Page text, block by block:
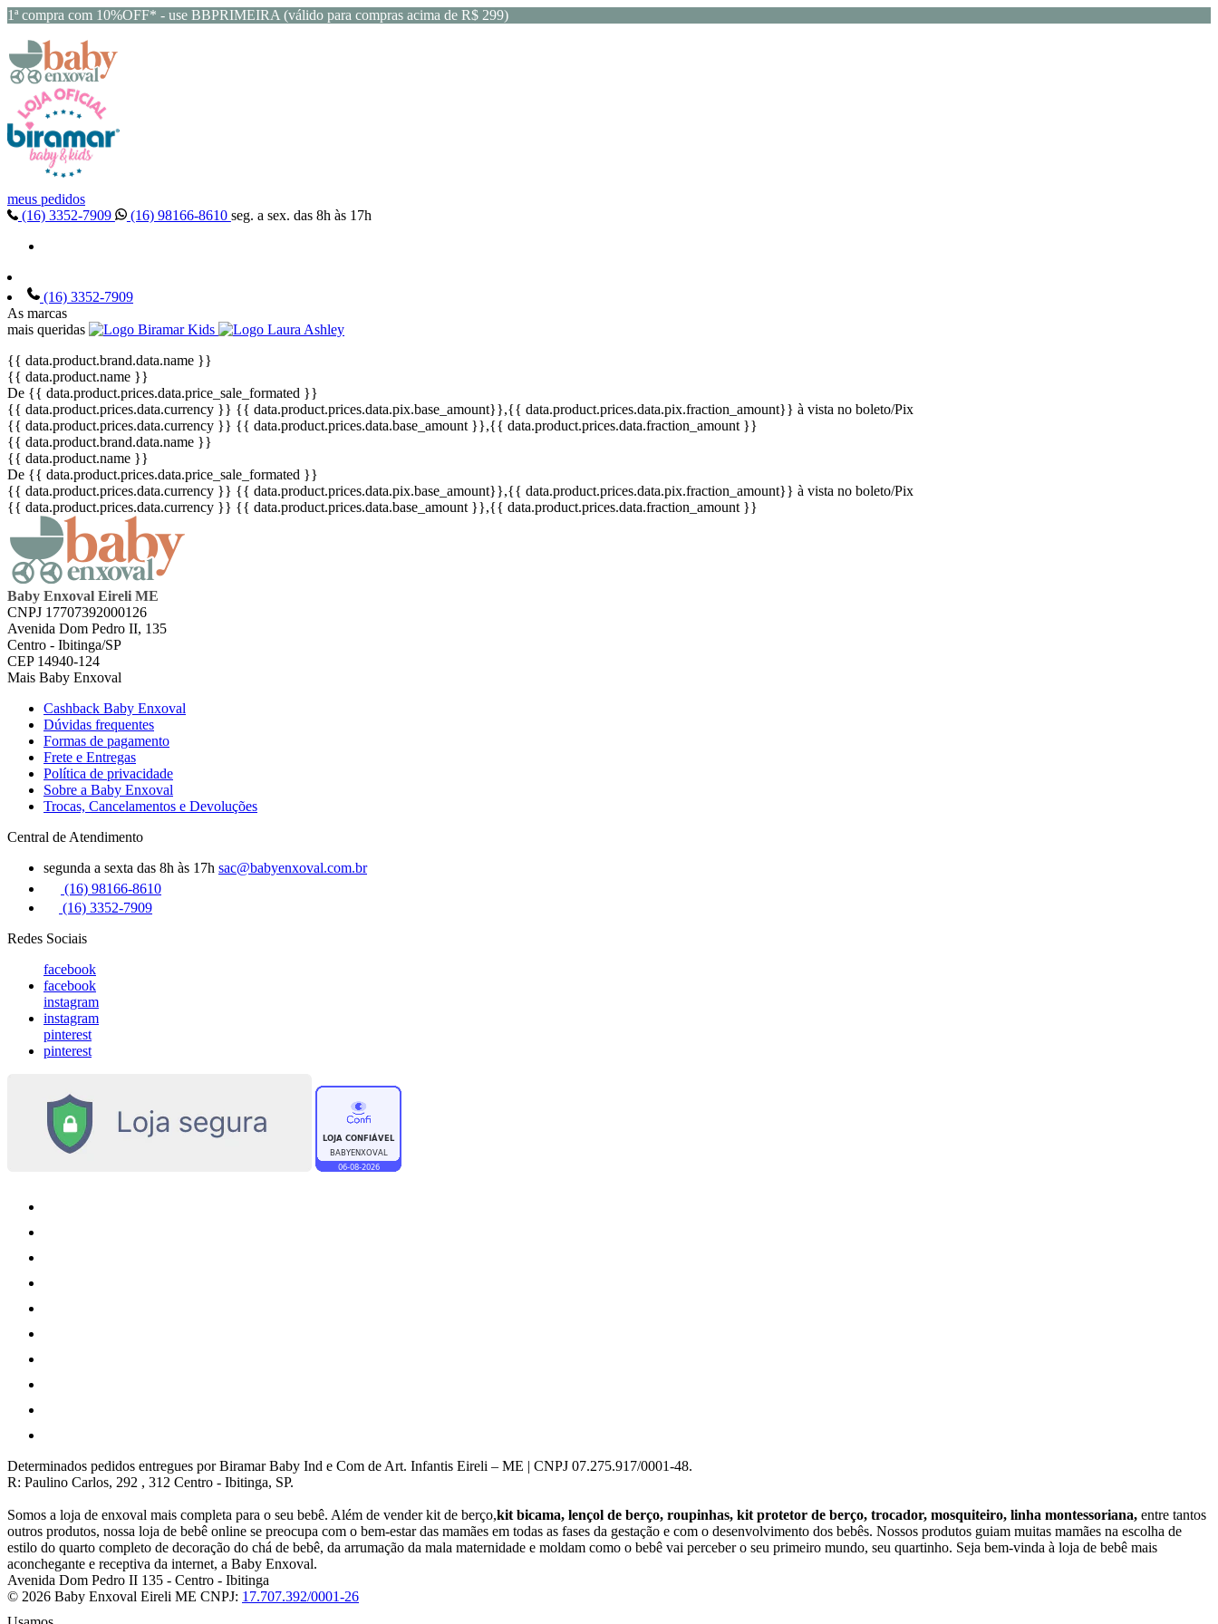
1ª compra com 10%OFF* - use BBPRIMEIRA (válido para compras acima de R$ 299)
meus pedidos
(16) 3352-7909
(16) 98166-8610 seg. a sex. das 8h às 17h
(16) 3352-7909
As marcas
mais queridas
{{ data.product.brand.data.name }}
{{ data.product.name }}
De {{ data.product.prices.data.price_sale_formated }}
{{ data.product.prices.data.currency }} {{ data.product.prices.data.pix.base_amount}},{{ data.product.prices.data.pix.fraction_amount}} à vista no boleto/Pix
{{ data.product.prices.data.currency }} {{ data.product.prices.data.base_amount }},{{ data.product.prices.data.fraction_amount }}
{{ data.product.brand.data.name }}
{{ data.product.name }}
De {{ data.product.prices.data.price_sale_formated }}
{{ data.product.prices.data.currency }} {{ data.product.prices.data.pix.base_amount}},{{ data.product.prices.data.pix.fraction_amount}} à vista no boleto/Pix
{{ data.product.prices.data.currency }} {{ data.product.prices.data.base_amount }},{{ data.product.prices.data.fraction_amount }}
Baby Enxoval Eireli ME
CNPJ 17707392000126
Avenida Dom Pedro II, 135
Centro - Ibitinga/SP
CEP 14940-124
Mais Baby Enxoval
Cashback Baby Enxoval
Dúvidas frequentes
Formas de pagamento
Frete e Entregas
Política de privacidade
Sobre a Baby Enxoval
Trocas, Cancelamentos e Devoluções
Central de Atendimento
segunda a sexta das 8h às 17h sac@babyenxoval.com.br
(16) 98166-8610
(16) 3352-7909
Redes Sociais
facebook
facebook
instagram
instagram
pinterest
pinterest
Determinados pedidos entregues por Biramar Baby Ind e Com de Art. Infantis Eireli – ME | CNPJ 07.275.917/0001-48.
R: Paulino Carlos, 292 , 312 Centro - Ibitinga, SP.
Somos a loja de enxoval mais completa para o seu bebê. Além de vender kit de berço,kit bicama, lençol de berço, roupinhas, kit protetor de berço, trocador, mosquiteiro, linha montessoriana, entre tantos
outros produtos, nossa loja de bebê online se preocupa com o bem-estar das mamães em todas as fases da gestação e com o desenvolvimento dos bebês. Nossos produtos guiam muitas mamães na escolha de
estilo do quarto completo de decoração do chá de bebê, da arrumação da mala maternidade e moldam como o bebê vai perceber o seu primeiro mundo, seu quartinho. Seja bem-vinda à loja de bebê mais
aconchegante e receptiva da internet, a Baby Enxoval.
Avenida Dom Pedro II 135 - Centro - Ibitinga
© 2026 Baby Enxoval Eireli ME CNPJ: 17.707.392/0001-26